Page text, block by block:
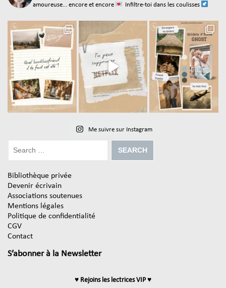
amoureuse... encore et encore
Infiltre-toi dans les coulisses
Me suivre sur Instagram
Bibliothèque privée
Devenir écrivain
Associations soutenues
Mentions légales
Politique de confidentialité
CGV
Contact
S’abonner à la Newsletter
♥ Rejoins les lectrices VIP ♥